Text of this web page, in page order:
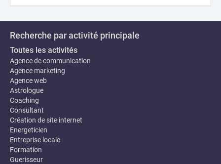
Recherche par activité principale
Toutes les activités
Agence de communication
Agence marketing
Agence web
Astrologue
Coaching
Consultant
Création de site internet
Energeticien
Entreprise locale
Formation
Guerisseur